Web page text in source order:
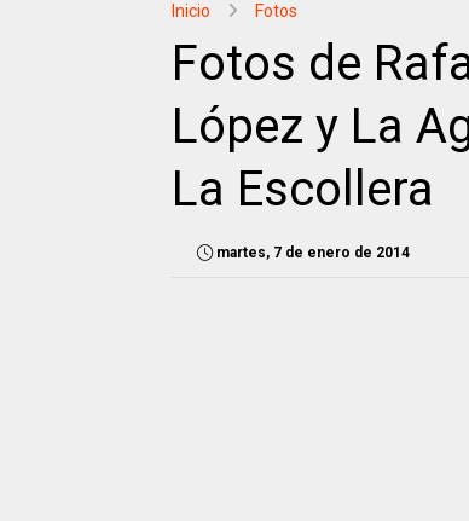
Inicio Fotos
Fotos de
López y La
La Escollera
martes, 7 de enero de 2014